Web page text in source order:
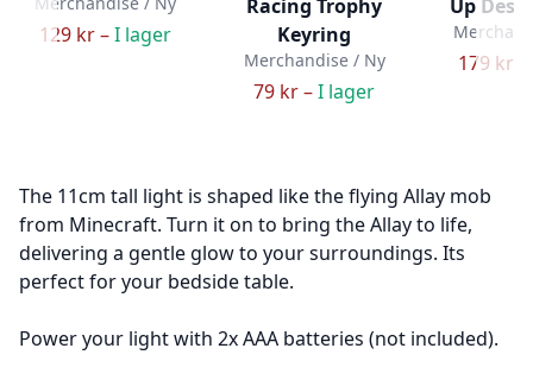
129 kr –I lager
Racing Trophy
Keyring
Merchandise / Ny
79 kr –I lager
Up
179 kr –
The 11cm tall light is shaped like the flying Allay mob
from Minecraft. Turn it on to bring the Allay to life,
delivering a gentle glow to your surroundings. Its
perfect for your bedside table.
Power your light with 2x AAA batteries (not included).